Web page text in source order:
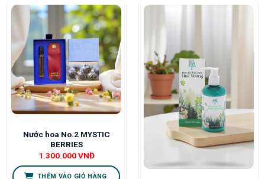
Nước hoa No.2 MYSTIC
BERRIES
1.300.000VNĐ
THÊM VÀO GIỎ HÀNG